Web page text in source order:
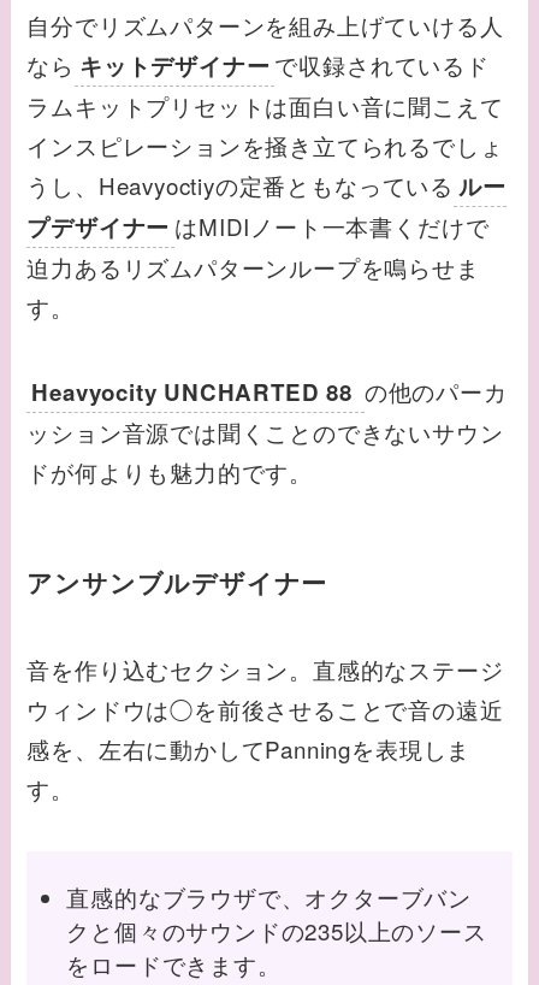
自分でリズムパターンを組み上げていける人
なら キットデザイナー で収録されているド
ラムキットプリセットは面白い音に聞こえて
インスピレーションを掻き立てられるでしょ
うし、Heavyoctiyの定番ともなっている ルー
プデザイナー はMIDIノート一本書くだけで
迫力あるリズムパターンループを鳴らせま
す。
Heavyocity UNCHARTED 88 の他のパーカ
ッション音源では聞くことのできないサウン
ドが何よりも魅力的です。
アンサンブルデザイナー
音を作り込むセクション。直感的なステージ
ウィンドウは◯を前後させることで音の遠近
感を、左右に動かしてPanningを表現しま
す。
直感的なブラウザで、オクターブバン
クと個々のサウンドの235以上のソース
をロードできます。